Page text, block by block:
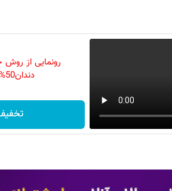
رونمایی از روش
دندان50%تخفیف🔥